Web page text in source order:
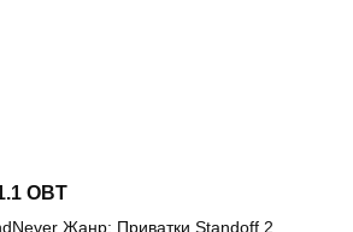
OBT
Жанр: Приватки Standoff 2